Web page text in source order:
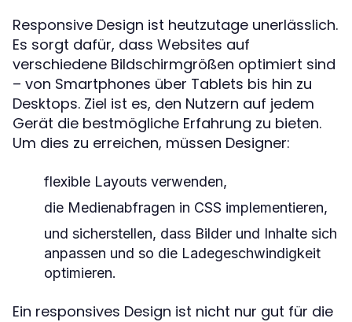
Responsive Design ist heutzutage unerlässlich.
Es sorgt dafür, dass Websites auf
verschiedene Bildschirmgrößen optimiert sind
– von Smartphones über Tablets bis hin zu
Desktops. Ziel ist es, den Nutzern auf jedem
Gerät die bestmögliche Erfahrung zu bieten.
Um dies zu erreichen, müssen Designer:
flexible Layouts verwenden,
die Medienabfragen in CSS implementieren,
und sicherstellen, dass Bilder und Inhalte sich
anpassen und so die Ladegeschwindigkeit
optimieren.
Ein responsives Design ist nicht nur gut für die